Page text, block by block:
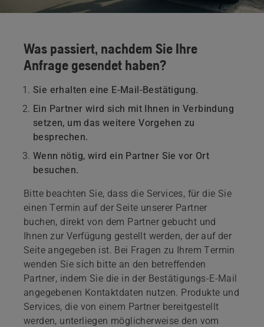
Was passiert, nachdem Sie Ihre
Anfrage gesendet haben?
Sie erhalten eine E-Mail-Bestätigung.
Ein Partner wird sich mit Ihnen in Verbindung
setzen, um das weitere Vorgehen zu
besprechen.
Wenn nötig, wird ein Partner Sie vor Ort
besuchen.
Bitte beachten Sie, dass die Services, für die Sie
einen Termin auf der Seite unserer Partner
buchen, direkt von dem Partner gebucht und
Ihnen zur Verfügung gestellt werden, der auf der
Seite angegeben ist. Bei Fragen zu Ihrem Termin
wenden Sie sich bitte an den betreffenden
Partner, indem Sie die in der Bestätigungs-E-Mail
angegebenen Kontaktdaten nutzen. Produkte und
Services, die von einem Partner bereitgestellt
werden, unterliegen möglicherweise den vom